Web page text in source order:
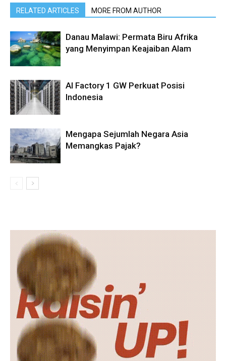
RELATED ARTICLES MORE FROM AUTHOR
Danau Malawi: Permata Biru Afrika
yang Menyimpan Keajaiban Alam
AI Factory 1 GW Perkuat Posisi
Indonesia
Mengapa Sejumlah Negara Asia
Memangkas Pajak?